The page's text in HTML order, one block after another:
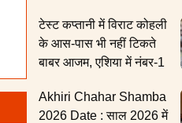
टेस्ट कप्तानी में विराट कोहली
के आस-पास भी नहीं टिकते
बाबर आजम, एशिया में नंबर-1
Akhiri Chahar Shamba
2026 Date : साल 2026 में